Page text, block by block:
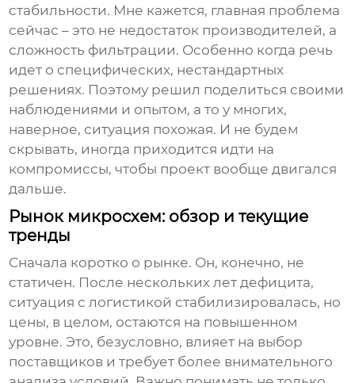
стабильности. Мне кажется, главная проблема
сейчас – это не недостаток производителей, а
сложность фильтрации. Особенно когда речь
идет о специфических, нестандартных
решениях. Поэтому решил поделиться своими
наблюдениями и опытом, а то у многих,
наверное, ситуация похожая. И не будем
скрывать, иногда приходится идти на
компромиссы, чтобы проект вообще двигался
дальше.
Рынок микросхем: обзор и текущие
тренды
Сначала коротко о рынке. Он, конечно, не
статичен. После нескольких лет дефицита,
ситуация с логистикой стабилизировалась, но
цены, в целом, остаются на повышенном
уровне. Это, безусловно, влияет на выбор
поставщиков и требует более внимательного